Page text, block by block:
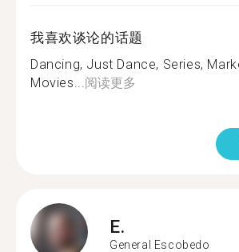
我喜欢谈论的话题
Dancing, Just Dance, Series,
Movies...阅读更多
E.
General Escobedo